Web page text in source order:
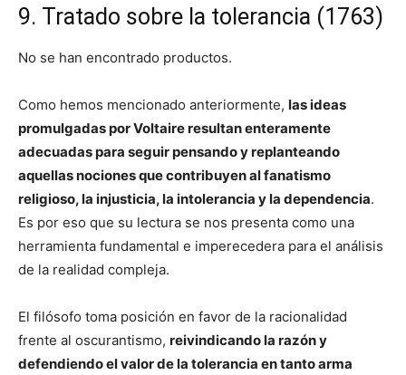
9. Tratado sobre la tolerancia (1763)
No se han encontrado productos.
Como hemos mencionado anteriormente, las ideas
promulgadas por Voltaire resultan enteramente
adecuadas para seguir pensando y replanteando
aquellas nociones que contribuyen al fanatismo
religioso, la injusticia, la intolerancia y la dependencia.
Es por eso que su lectura se nos presenta como una
herramienta fundamental e imperecedera para el análisis
de la realidad compleja.
El filósofo toma posición en favor de la racionalidad
frente al oscurantismo, reivindicando la razón y
defendiendo el valor de la tolerancia en tanto arma